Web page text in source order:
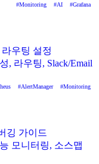
#Monitoring #AI #Grafana
라우팅 설정
, 라우팅, Slack/Email
#AlertManager #Monitoring
깅 가이드
모니터링, 소스맵